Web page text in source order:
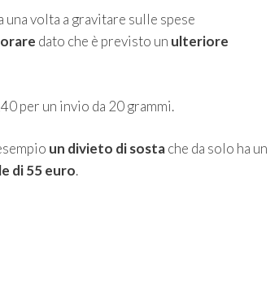
volta a gravitare sulle spese
dato che è previsto un ulteriore
per un invio da 20 grammi.
un divieto di sostache da solo ha un
di 55 euro.